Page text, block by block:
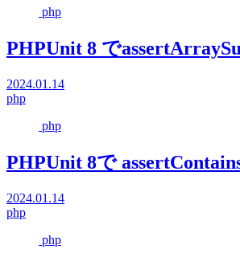
php
PHPUnit 8 で
2024.01.14
php
php
PHPUnit 8で
2024.01.14
php
php